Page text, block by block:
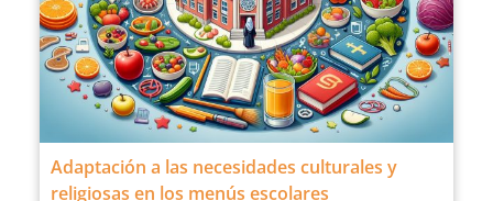
Adaptación a las necesidades culturales y
religiosas en los menús escolares